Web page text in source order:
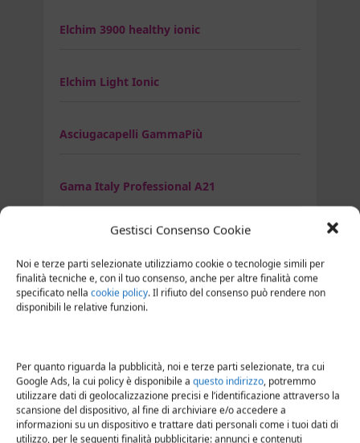
Gestisci Consenso Cookie
Noi e terze parti selezionate utilizziamo cookie o tecnologie simili per
finalità tecniche e, con il tuo consenso, anche per altre finalità come
specificato nella cookie policy. Il rifiuto del consenso può rendere non
disponibili le relative funzioni.
Per quanto riguarda la pubblicità, noi e terze parti selezionate, tra cui
Google Ads, la cui policy è disponibile a questo indirizzo, potremmo
utilizzare dati di geolocalizzazione precisi e l’identificazione attraverso la
scansione del dispositivo, al fine di archiviare e/o accedere a
informazioni su un dispositivo e trattare dati personali come i tuoi dati di
utilizzo, per le seguenti finalità pubblicitarie: annunci e contenuti
Elchim 3900 healthy ionic
Elchim Light Ionic
Asciugacapelli GammaPiù
Gama Italy Professional A21
Gamma più Active Oxygen
Gammapiù Relax
Ghd air